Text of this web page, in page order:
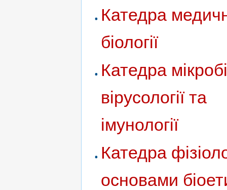
Катедра
біології
Катедра
вірусології та
імунології
Катедра
основами